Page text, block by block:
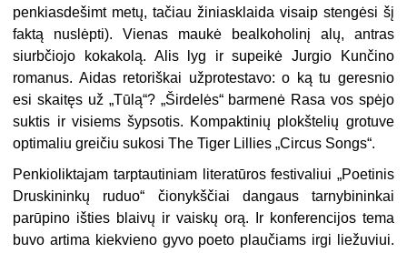
penkias­dešimt metų, tačiau žiniasklaida visaip stengėsi šį
faktą nuslėpti). Vienas maukė bealkoholinį alų, antras
siurbčiojo kokakolą. Alis lyg ir su­peikė Jurgio Kunčino
romanus. Aidas retoriškai užprotestavo: o ką tu geresnio
esi skaitęs už „Tūlą“? „Širdelės“ barmenė Rasa vos spėjo
suk­tis ir visiems šypsotis. Kompaktinių plokštelių grotuve
optimaliu greičiu sukosi The Tiger Lillies „Circus Songs“.
Penkioliktajam tarptautiniam literatūros festivaliui „Poetinis
Druskininkų ruduo“ čio­nykščiai dangaus tarnybininkai
parūpino išties blaivų ir vaiskų orą. Ir konferencijos tema
buvo artima kiekvieno gyvo poeto plaučiams irgi liežuviui.